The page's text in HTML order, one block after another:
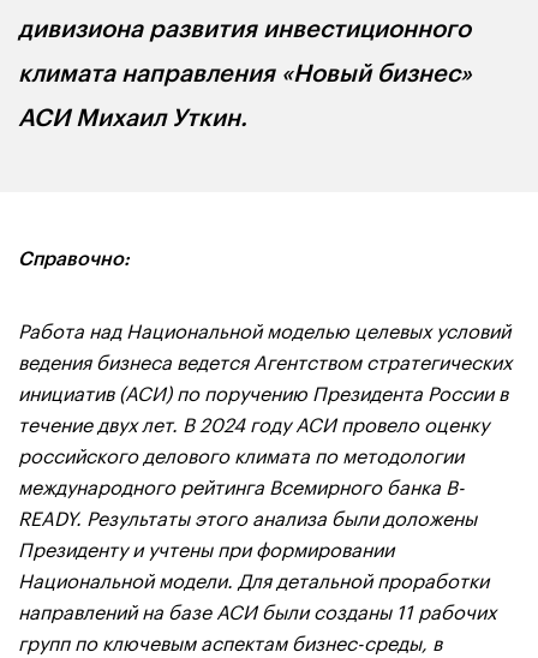
дивизиона развития инвестиционного
климата направления «Новый бизнес»
АСИ Михаил Уткин.
Справочно:
Работа над Национальной моделью целевых условий
ведения бизнеса ведется Агентством стратегических
инициатив (АСИ) по поручению Президента России в
течение двух лет. В 2024 году АСИ провело оценку
российского делового климата по методологии
международного рейтинга Всемирного банка B-
READY. Результаты этого анализа были доложены
Президенту и учтены при формировании
Национальной модели. Для детальной проработки
направлений на базе АСИ были созданы 11 рабочих
групп по ключевым аспектам бизнес-среды, в